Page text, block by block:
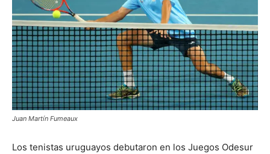
Juan Martín Fumeaux
Los tenistas uruguayos debutaron en los Juegos Odesur